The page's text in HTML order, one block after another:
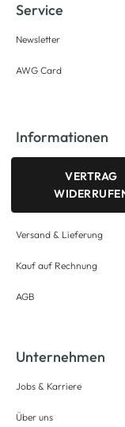
Service
Newsletter
AWG Card
Informationen
VERTRAG
Versand & Lieferung
Kauf auf Rechnung
AGB
Unternehmen
Jobs & Karriere
Über uns